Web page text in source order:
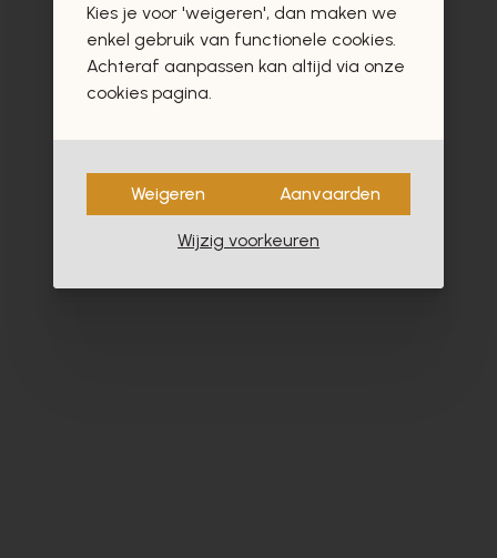
Kies je voor 'weigeren', dan maken we
enkel gebruik van functionele cookies.
Achteraf aanpassen kan altijd via onze
cookies pagina.
Weigeren Aanvaarden
Wijzig voorkeuren